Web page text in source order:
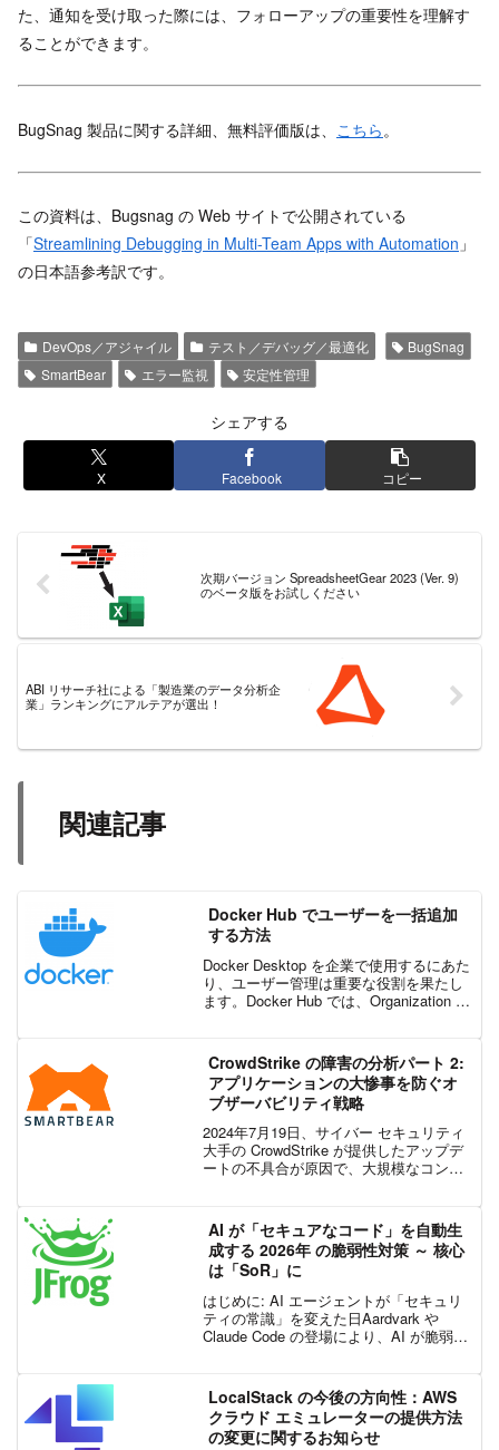
た、通知を受け取った際には、フォローアップの重要性を理解す
ることができます。
BugSnag 製品に関する詳細、無料評価版は、 こちら 。
この資料は、Bugsnag の Web サイトで公開されている
「Streamlining Debugging in Multi-Team Apps with Automation 」
の日本語参考訳です。
DevOps／アジャイル テスト／デバッグ／最適化
BugSnag
SmartBear
エラー監視 安定性管理
シェアする
X Facebook コピー
次期バージョン SpreadsheetGear 2023 (Ver. 9)
のベータ版をお試しください
ABI リサーチ社による「製造業のデータ分析企
業」ランキングにアルテアが選出！
関連記事
Docker Hub でユーザーを一括追加
する方法
Docker Desktop を企業で使用するにあた
り、ユーザー管理は重要な役割を果たし
ます。Docker Hub では、Organization 内
ンボーディ...
CrowdStrike の障害の分析パート 2:
アプリケーションの大惨事を防ぐオ
ブザーバビリティ戦略
2024年7月19日、サイバー セキュリティ
大手の CrowdStrike が提供したアップデ
ートの不具合が原因で、大規模なコンピ
えたこのインシデントは、ソフ...
AI が「セキュアなコード」を自動生
成する 2026年 の脆弱性対策 ～ 核心
は「SoR」に
はじめに: AI エージェントが「セキュリ
ティの常識」を変えた日Aardvark や
Claude Code の登場により、AI が脆弱性
が劇的に加速する 2026 年...
LocalStack の今後の方向性：AWS
クラウド エミュレーターの提供方法
の変更に関するお知らせ